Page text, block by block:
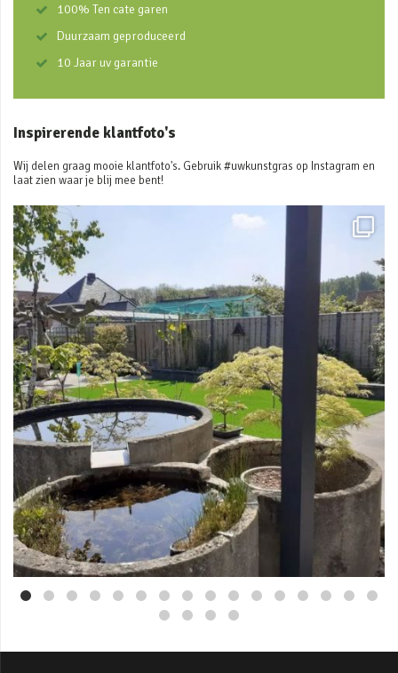
100% Ten cate garen
Duurzaam geproduceerd
10 Jaar uv garantie
Inspirerende klantfoto's
Wij delen graag mooie klantfoto's. Gebruik #uwkunstgras op Instagram en
laat zien waar je blij mee bent!
Mei 3